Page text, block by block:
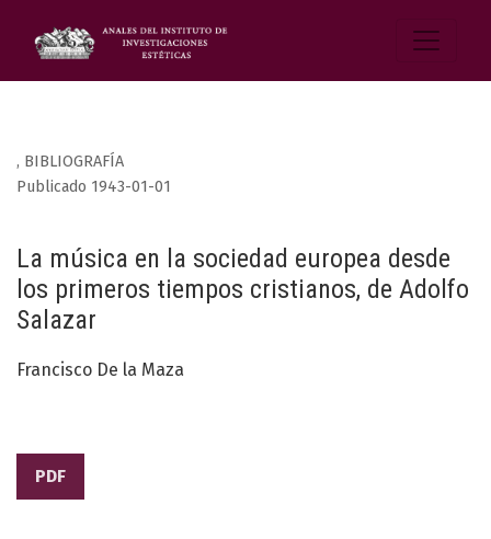
, BIBLIOGRAFÍA
La música en la sociedad europea desde
los primeros tiempos cristianos, de Adolfo
Salazar
Publicado 1943-01-01
Francisco De la Maza
PDF